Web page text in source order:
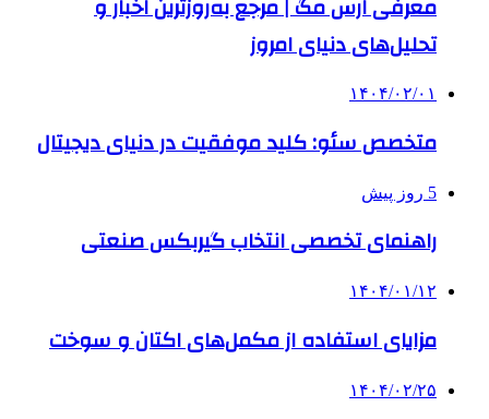
تحلیل‌های دنیای امروز
۱۴۰۴/۰۲/۰۱
متخصص سئو: کلید موفقیت در دنیای دیجیتال
5 روز پیش
راهنمای تخصصی انتخاب گیربکس صنعتی
۱۴۰۴/۰۱/۱۲
مزایای استفاده از مکمل‌های اکتان و سوخت
۱۴۰۴/۰۲/۲۵